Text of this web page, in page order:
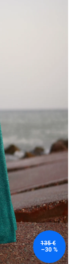
135 €
–30 %